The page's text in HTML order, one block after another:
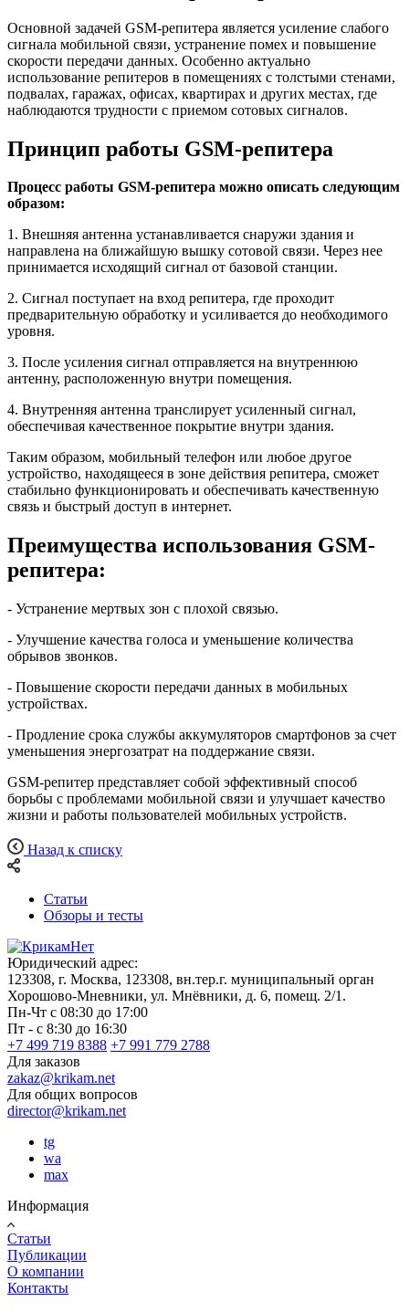
Основной задачей GSM-репитера является усиление слабого
сигнала мобильной связи, устранение помех и повышение
скорости передачи данных. Особенно актуально
использование репитеров в помещениях с толстыми стенами,
подвалах, гаражах, офисах, квартирах и других местах, где
наблюдаются трудности с приемом сотовых сигналов.
Принцип работы GSM-репитера
Процесс работы GSM-репитера можно описать следующим
образом:
1. Внешняя антенна устанавливается снаружи здания и
направлена на ближайшую вышку сотовой связи. Через нее
принимается исходящий сигнал от базовой станции.
2. Сигнал поступает на вход репитера, где проходит
предварительную обработку и усиливается до необходимого
уровня.
3. После усиления сигнал отправляется на внутреннюю
антенну, расположенную внутри помещения.
4. Внутренняя антенна транслирует усиленный сигнал,
обеспечивая качественное покрытие внутри здания.
Таким образом, мобильный телефон или любое другое
устройство, находящееся в зоне действия репитера, сможет
стабильно функционировать и обеспечивать качественную
связь и быстрый доступ в интернет.
Преимущества использования GSM-
репитера:
- Устранение мертвых зон с плохой связью.
- Улучшение качества голоса и уменьшение количества
обрывов звонков.
- Повышение скорости передачи данных в мобильных
устройствах.
- Продление срока службы аккумуляторов смартфонов за счет
уменьшения энергозатрат на поддержание связи.
GSM-репитер представляет собой эффективный способ
борьбы с проблемами мобильной связи и улучшает качество
жизни и работы пользователей мобильных устройств.
Назад к списку
Статьи
Обзоры и тесты
Юридический адрес:
123308, г. Москва, 123308, вн.тер.г. муниципальный орган
Хорошово-Мневники, ул. Мнёвники, д. 6, помещ. 2/1.
Пн-Чт с 08:30 до 17:00
Пт - с 8:30 до 16:30
+7 499 719 8388 +7 991 779 2788
Для заказов
zakaz@krikam.net
Для общих вопросов
director@krikam.net
tg
wa
max
Информация
Статьи
Публикации
О компании
Контакты